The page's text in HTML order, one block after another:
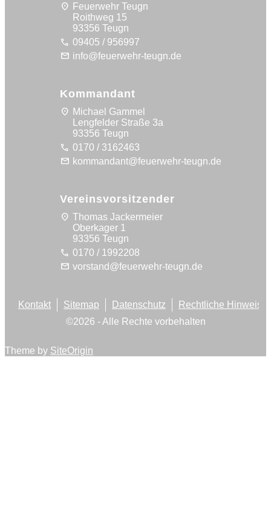
location_on Feuerwehr Teugn
Roithweg 15
93356 Teugn
call 09405 / 956997
mail info@feuerwehr-teugn.de
Kommandant
location_on Michael Gammel
Lengfelder Straße 3a
93356 Teugn
call 0170 / 3162463
mail kommandant@feuerwehr-teugn.de
Vereinsvorsitzender
location_on Thomas Jackermeier
Oberkager 1
93356 Teugn
call 0170 / 1992208
mail vorstand@feuerwehr-teugn.de
©2026 - Alle Rechte vorbehalten
Kontakt Sitemap Datenschutz Rechtliche Hinweise
Theme by SiteOrigin